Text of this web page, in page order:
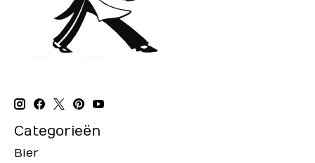
Categorieën
Bier